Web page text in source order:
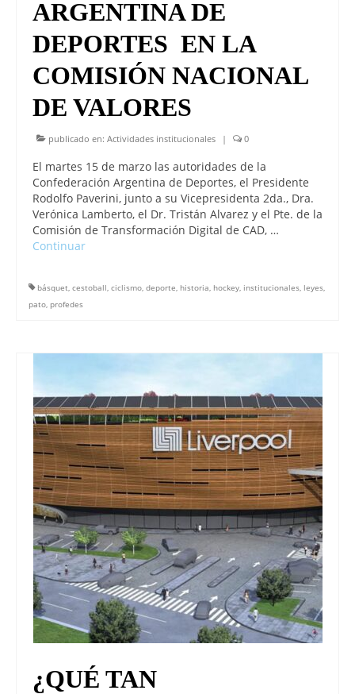
ARGENTINA DE
DEPORTES EN LA
COMISIÓN NACIONAL
DE VALORES
publicado en: Actividades institucionales | 0
El martes 15 de marzo las autoridades de la
Confederación Argentina de Deportes, el Presidente
Rodolfo Paverini, junto a su Vicepresidenta 2da., Dra.
Verónica Lamberto, el Dr. Tristán Alvarez y el Pte. de la
Comisión de Transformación Digital de CAD, …
Continuar
básquet, cestoball, ciclismo, deporte, historia, hockey, institucionales, leyes,
pato, profedes
¿QUÉ TAN